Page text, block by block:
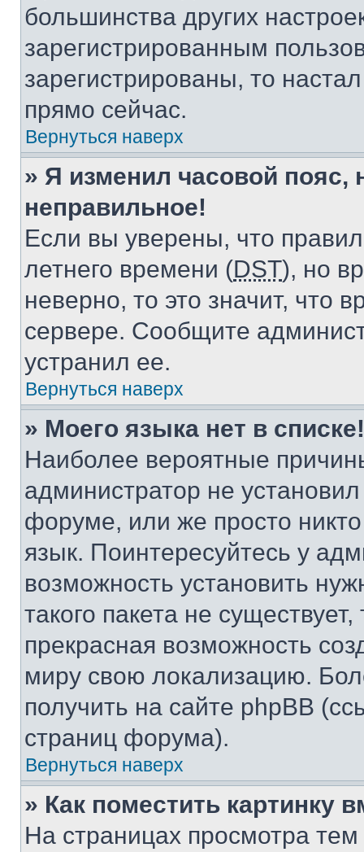
большинства других
зарегистрированным
зарегистрированы, то
прямо сейчас.
Вернуться наверх
» Я изменил часовой пояс,
неправильное!
Если вы уверены, что
летнего времени (DST), но
неверно, то это значит, что
сервере. Сообщите
устранил ее.
Вернуться наверх
» Моего языка нет в списке!
Наиболее вероятные
администратор не
форуме, или же просто
язык. Поинтересуйтесь у
возможность установить
такого пакета не
прекрасная возможность
миру свою локализацию.
получить на сайте phpBB
страниц форума).
Вернуться наверх
» Как поместить картинку
На страницах просмотра